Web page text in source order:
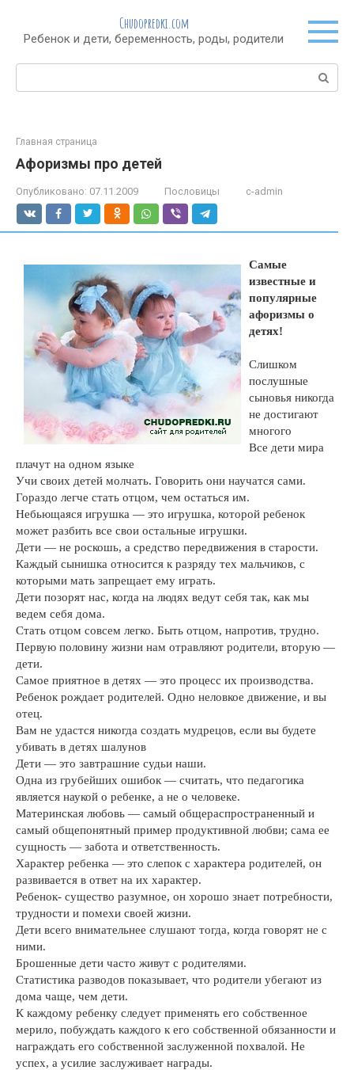
контенту
Chudopredki.com
Ребенок и дети, беременность, роды, родители
Поиск:
Главная страница
Афоризмы про детей
Опубликовано: 07.11.2009 Пословицы c-admin
Самые
известные и
популярные
афоризмы о
детях!
Слишком
послушные
сыновья никогда
не достигают
многого
Все дети мира
плачут на одном языке
Учи своих детей молчать. Говорить они научатся сами.
Гораздо легче стать отцом, чем остаться им.
Небьющаяся игрушка — это игрушка, которой ребенок
может разбить все свои остальные игрушки.
Дети — не роскошь, а средство передвижения в старости.
Каждый сынишка относится к разряду тех мальчиков, с
которыми мать запрещает ему играть.
Дети позорят нас, когда на людях ведут себя так, как мы
ведем себя дома.
Стать отцом совсем легко. Быть отцом, напротив, трудно.
Первую половину жизни нам отравляют родители, вторую —
дети.
Самое приятное в детях — это процесс их производства.
Ребенок рождает родителей. Одно неловкое движение, и вы
отец.
Вам не удастся никогда создать мудрецов, если вы будете
убивать в детях шалунов
Дети — это завтрашние судьи наши.
Одна из грубейших ошибок — считать, что педагогика
является наукой о ребенке, а не о человеке.
Материнская любовь — самый общераспространенный и
самый общепонятный пример продуктивной любви; сама ее
сущность — забота и ответственность.
Характер ребенка — это слепок с характера родителей, он
развивается в ответ на их характер.
Ребенок- существо разумное, он хорошо знает потребности,
трудности и помехи своей жизни.
Дети всего внимательнее слушают тогда, когда говорят не с
ними.
Брошенные дети часто живут с родителями.
Статистика разводов показывает, что родители убегают из
дома чаще, чем дети.
К каждому ребенку следует применять его собственное
мерило, побуждать каждого к его собственной обязанности и
награждать его собственной заслуженной похвалой. Не
успех, а усилие заслуживает награды.